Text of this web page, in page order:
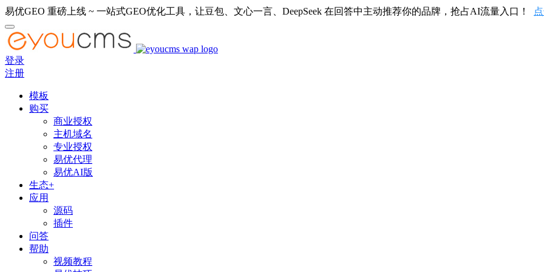
易优GEO 重磅上线 ~ 一站式GEO优化工具，让豆包、文心一言、DeepSeek 在回答中主动推荐你的品牌，抢占AI流量入口！
登录
注册
模板
购买
商业授权
主机域名
专业授权
易优代理
易优AI版
生态+
应用
源码
插件
问答
帮助
视频教程